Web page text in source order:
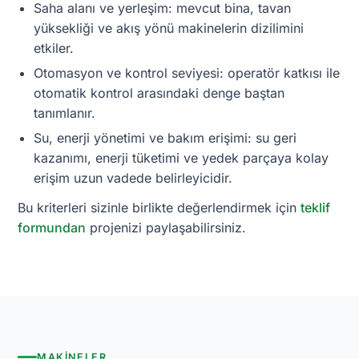
Saha alanı ve yerleşim: mevcut bina, tavan
yüksekliği ve akış yönü makinelerin dizilimini
etkiler.
Otomasyon ve kontrol seviyesi: operatör katkısı ile
otomatik kontrol arasındaki denge baştan
tanımlanır.
Su, enerji yönetimi ve bakım erişimi: su geri
kazanımı, enerji tüketimi ve yedek parçaya kolay
erişim uzun vadede belirleyicidir.
Bu kriterleri sizinle birlikte değerlendirmek için teklif
formundan projenizi paylaşabilirsiniz.